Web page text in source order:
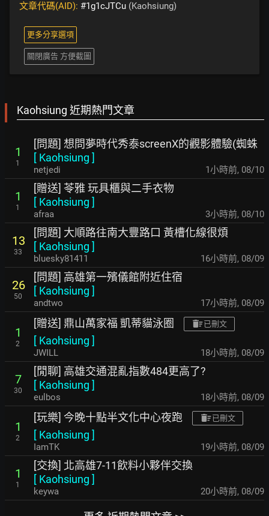
文章代碼(AID): #1g1cJTCu (Kaohsiung)
更多分享選項
關閉廣告 方便截圖
Kaohsiung 近期熱門文章
1
1
[問題] 想問夢時代秀泰screenX的觀影體驗(蜘蛛
[ Kaohsiung ]
netjedi 1小時前, 08/10
1
1
[贈送] 苓雅 玩具櫃與二手衣物
[ Kaohsiung ]
afraa 3小時前, 08/10
13
33
[問題] 大順路往南大豐路口 黃槽化線很煩
[ Kaohsiung ]
bluesky81411 16小時前, 08/09
26
50
[問題] 高雄第一殯儀館附近住宿
[ Kaohsiung ]
andtwo 17小時前, 08/09
1
2
[贈送] 鼎山萬家福 凱蒂貓泳圈 已刪文
[ Kaohsiung ]
JWILL 18小時前, 08/09
7
30
[閒聊] 高雄交通混亂指數484更高了?
[ Kaohsiung ]
eulbos 18小時前, 08/09
1
2
[玩樂] 今晚十點半文化中心夜跑 已刪文
[ Kaohsiung ]
IamTK 19小時前, 08/09
1
1
[交換] 北高雄7-11飲料小夥伴交換
[ Kaohsiung ]
keywa 20小時前, 08/09